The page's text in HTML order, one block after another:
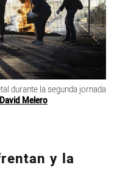
durante la segunda jornada
David Melero
y la